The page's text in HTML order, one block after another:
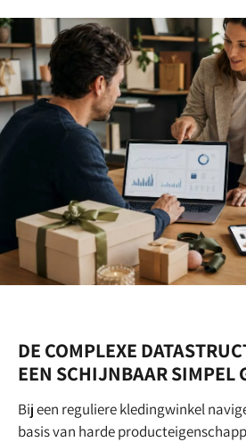
DE COMPLEXE
EEN SCHIJNBAAR SIMPEL
Bij een reguliere kledingwinkel
basis van harde